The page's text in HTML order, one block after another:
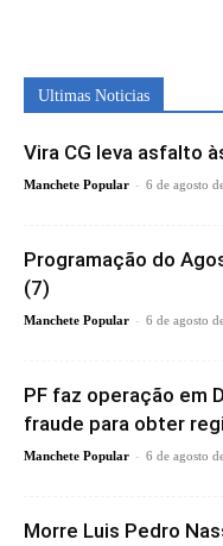
Ultimas Noticias
Vira CG leva asfalto
Manchete Popular - 6 de agosto
Programação do
(7)
Manchete Popular - 6 de agosto
PF faz operação em
fraude para obter
Manchete Popular - 6 de agosto
Morre Luis Pedro